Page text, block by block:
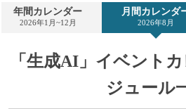
ト
カ
ダ
ー
年間カレンダー
2026年1月~12月
月間カレンダ
2026年8月
「生成AI」イベント
ジュール